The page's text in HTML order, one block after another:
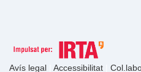
Avís legal Accessibilitat